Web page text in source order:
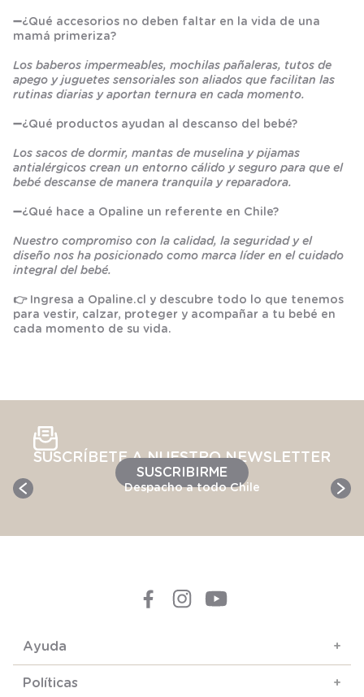
➖¿Qué accesorios no deben faltar en la vida de una
mamá primeriza?
Los baberos impermeables, mochilas pañaleras, tutos de
apego y juguetes sensoriales son aliados que facilitan las
rutinas diarias y aportan ternura en cada momento.
➖¿Qué productos ayudan al descanso del bebé?
Los sacos de dormir, mantas de muselina y pijamas
antialérgicos crean un entorno cálido y seguro para que el
bebé descanse de manera tranquila y reparadora.
➖¿Qué hace a Opaline un referente en Chile?
Nuestro compromiso con la calidad, la seguridad y el
diseño nos ha posicionado como marca líder en el cuidado
integral del bebé.
👉 Ingresa a Opaline.cl y descubre todo lo que tenemos
para vestir, calzar, proteger y acompañar a tu bebé en
cada momento de su vida.
SUSCRÍBETE A NUESTRO NEWSLETTER
SUSCRIBIRME
Despacho a todo Chile
Ayuda +
Políticas +